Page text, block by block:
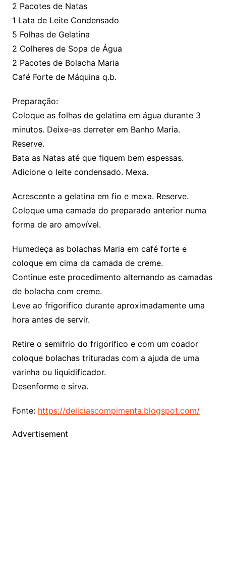
2 Pacotes de Natas
1 Lata de Leite Condensado
5 Folhas de Gelatina
2 Colheres de Sopa de Água
2 Pacotes de Bolacha Maria
Café Forte de Máquina q.b.
Preparação:
Coloque as folhas de gelatina em água durante 3
minutos. Deixe-as derreter em Banho Maria.
Reserve.
Bata as Natas até que fiquem bem espessas.
Adicione o leite condensado. Mexa.
Acrescente a gelatina em fio e mexa. Reserve.
Coloque uma camada do preparado anterior numa
forma de aro amovível.
Humedeça as bolachas Maria em café forte e
coloque em cima da camada de creme.
Continue este procedimento alternando as camadas
de bolacha com creme.
Leve ao frigorifico durante aproximadamente uma
hora antes de servir.
Retire o semifrio do frigorifico e com um coador
coloque bolachas trituradas com a ajuda de uma
varinha ou liquidificador.
Desenforme e sirva.
Fonte: https://deliciascompimenta.blogspot.com/
Advertisement